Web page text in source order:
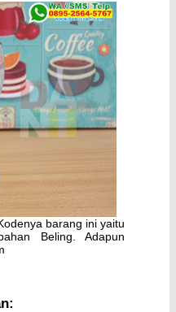
barang ini yaitu
Beling. Adapun